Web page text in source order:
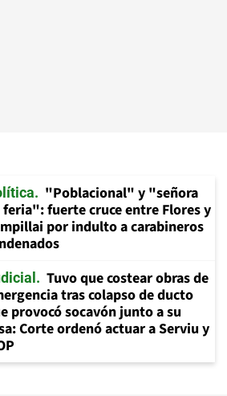
"Poblacional" y "señora
feria": fuerte cruce entre Flores y
por indulto a carabineros
Tuvo que costear obras de
tras colapso de ducto
provocó socavón junto a su
Corte ordenó actuar a Serviu y